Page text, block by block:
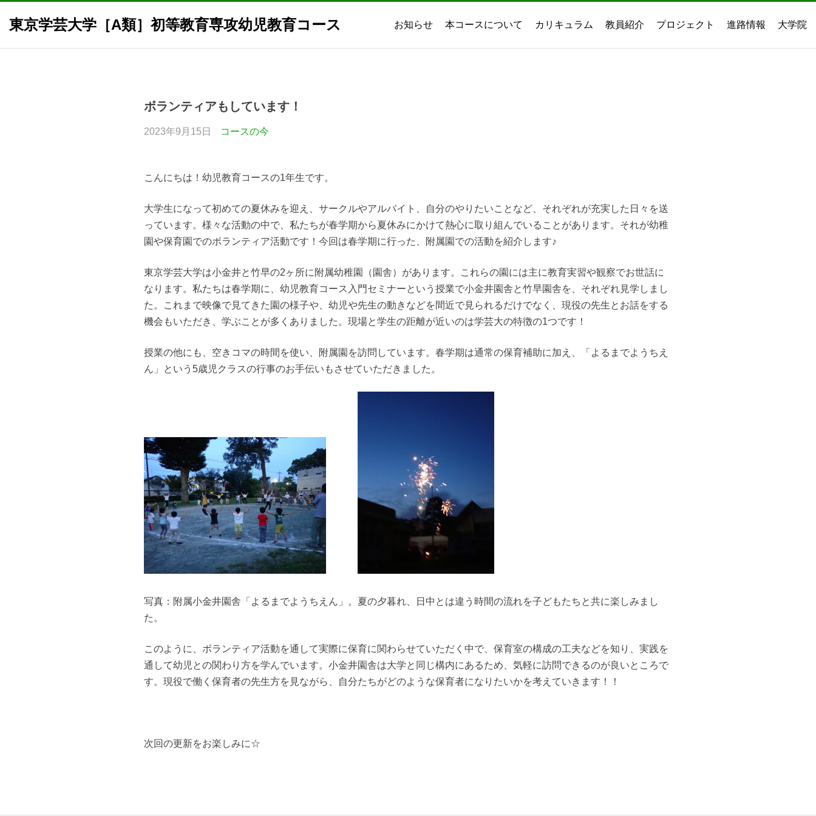
東京学芸大学［A類］初等教育専攻幼児教育コース お知らせ 本コースについて カリキュラム 教員紹介 プロジェクト 進路情報 大学院
ボランティアもしています！
2023年9月15日 コースの今
こんにちは！幼児教育コースの1年生です。
大学生になって初めての夏休みを迎え、サークルやアルバイト、自分のやりたいことなど、それぞれが充実した日々を送
っています。様々な活動の中で、私たちが春学期から夏休みにかけて熱心に取り組んでいることがあります。それが幼稚
園や保育園でのボランティア活動です！今回は春学期に行った、附属園での活動を紹介します♪
東京学芸大学は小金井と竹早の2ヶ所に附属幼稚園（園舎）があります。これらの園には主に教育実習や観察でお世話に
なります。私たちは春学期に、幼児教育コース入門セミナーという授業で小金井園舎と竹早園舎を、それぞれ見学しまし
た。これまで映像で見てきた園の様子や、幼児や先生の動きなどを間近で見られるだけでなく、現役の先生とお話をする
機会もいただき、学ぶことが多くありました。現場と学生の距離が近いのは学芸大の特徴の1つです！
授業の他にも、空きコマの時間を使い、附属園を訪問しています。春学期は通常の保育補助に加え、「よるまでようちえ
ん」という5歳児クラスの行事のお手伝いもさせていただきました。
写真：附属小金井園舎「よるまでようちえん」。夏の夕暮れ、日中とは違う時間の流れを子どもたちと共に楽しみまし
た。
このように、ボランティア活動を通して実際に保育に関わらせていただく中で、保育室の構成の工夫などを知り、実践を
通して幼児との関わり方を学んでいます。小金井園舎は大学と同じ構内にあるため、気軽に訪問できるのが良いところで
す。現役で働く保育者の先生方を見ながら、自分たちがどのような保育者になりたいかを考えていきます！！
次回の更新をお楽しみに☆